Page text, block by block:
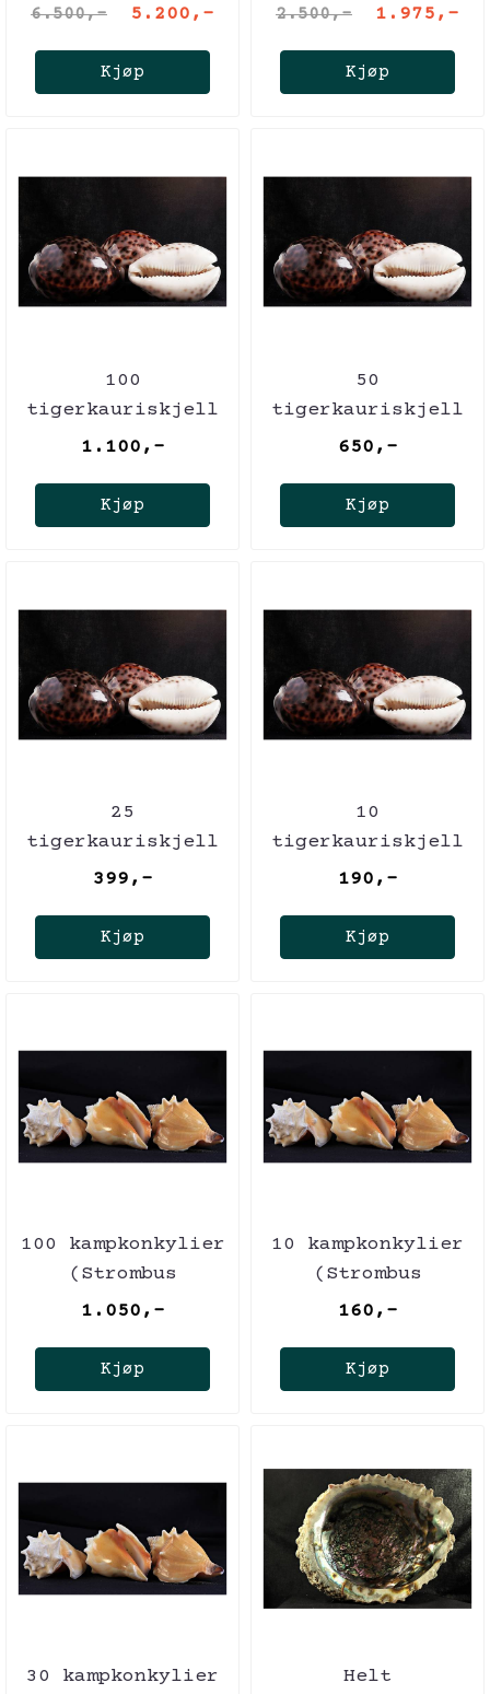
oryx)
6.500,- 5.200,-
Kjøp
americana)
2.500,- 1.975,-
Kjøp
100
tigerkauriskjell
1.100,-
Kjøp
50
tigerkauriskjell
650,-
Kjøp
25
tigerkauriskjell
399,-
Kjøp
10
tigerkauriskjell
190,-
Kjøp
100 kampkonkylier
(Strombus
pugilis)
1.050,-
Kjøp
10 kampkonkylier
(Strombus
pugilis)
160,-
Kjøp
30 kampkonkylier
Helt